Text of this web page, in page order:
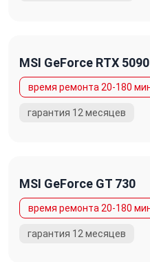
MSI GeForce RTX 5090
MSI GeForce GT 730